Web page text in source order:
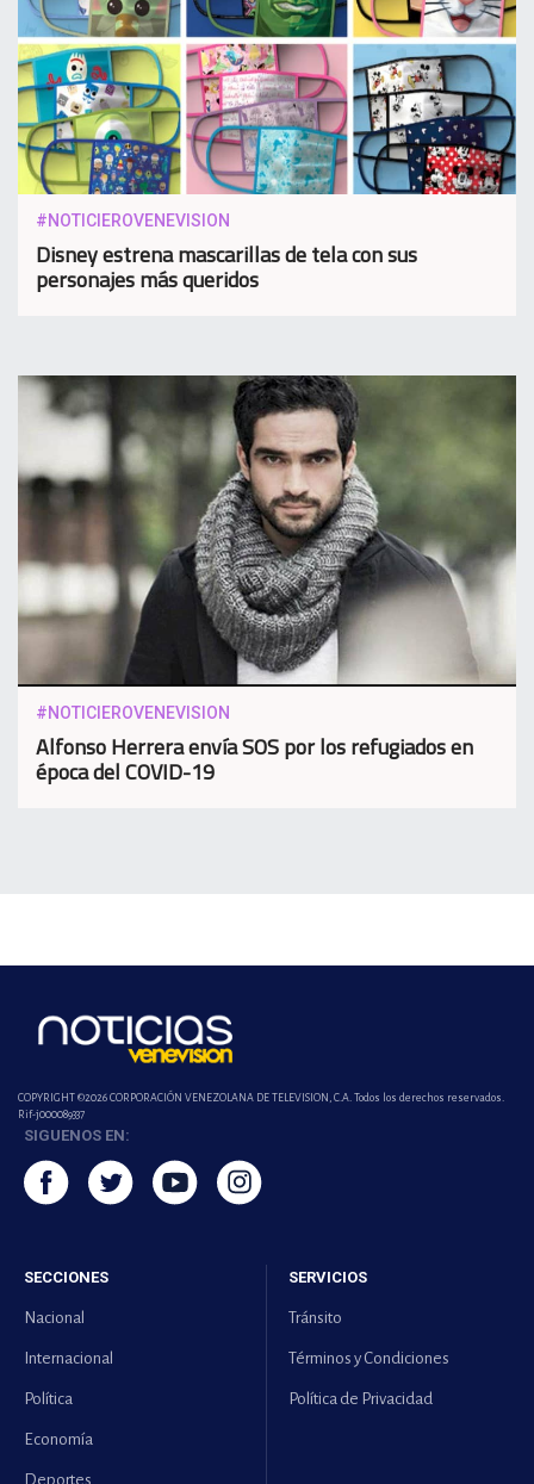
#NOTICIEROVENEVISION
Disney estrena mascarillas de tela con sus
personajes más queridos
#NOTICIEROVENEVISION
Alfonso Herrera envía SOS por los refugiados en
época del COVID-19
COPYRIGHT ©2026 CORPORACIÓN VENEZOLANA DE TELEVISION, C.A. Todos los derechos reservados.
Rif-j000089337
SIGUENOS EN:
SECCIONES
Nacional
Internacional
Política
Economía
Deportes
SERVICIOS
Tránsito
Términos y Condiciones
Política de Privacidad